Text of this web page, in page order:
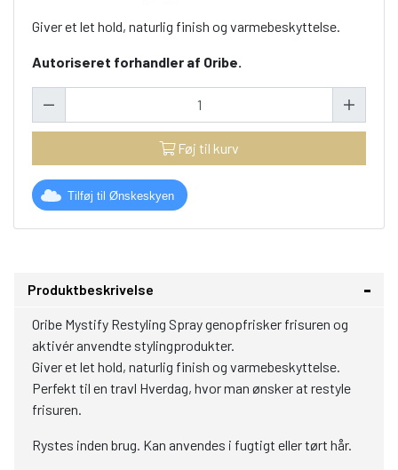
Giver et let hold, naturlig finish og varmebeskyttelse.
Autoriseret forhandler af Oribe.
Føj til kurv
Tilføj til Ønskeskyen
Produktbeskrivelse
Oribe Mystify Restyling Spray genopfrisker frisuren og
aktivér anvendte stylingprodukter.
Giver et let hold, naturlig finish og varmebeskyttelse.
Perfekt til en travl Hverdag, hvor man ønsker at restyle
frisuren.
Rystes inden brug. Kan anvendes i fugtigt eller tørt hår.